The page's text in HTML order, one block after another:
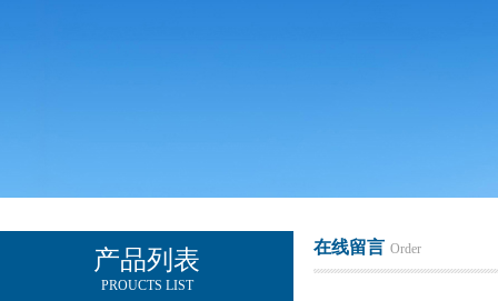
产品列表
PROUCTS LIST
在线留言 Order